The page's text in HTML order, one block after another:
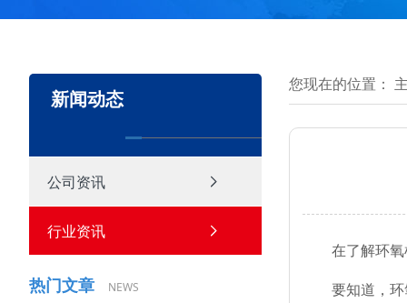
新闻动态
公司资讯
行业资讯
热门文章 NEWS
您现在的位置：
在了解环氧
要知道，环氧